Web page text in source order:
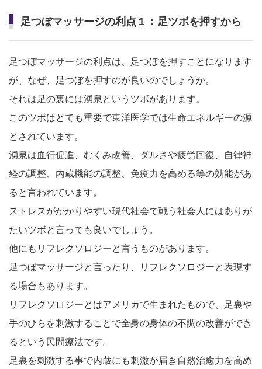
足つぼマッサージの利点１：足ツボを押すから
足つぼマッサージの利点は、足つぼを押すことになります
が、なぜ、足つぼを押すのが良いのでしょうか。
それは足の裏には湧泉というツボがあります。
このツボはとても重要で東洋医学では生命エネルギーの源
とされています。
湧泉は血行促進、むくみ改善、ダルさや疲労回復、自律神
経の調整、内蔵機能の調整、免疫力を高める等の効能があ
ると言われています。
ストレスがかかりやすい現代社会で戦う社会人にはありが
たいツボと言っても良いでしょう。
他にもリフレクソロジーと言うものがあります。
足つぼマッサージと言ったり、リフレクソロジーと表現す
る場合もあります。
リフレクソロジーとはアメリカで生まれたもので、足裏や
手のひらを刺激することで全身の身体の不調の改善ができ
るという民間療法です。
足裏を刺激する事で内蔵にも刺激が届き自然治癒力を高め